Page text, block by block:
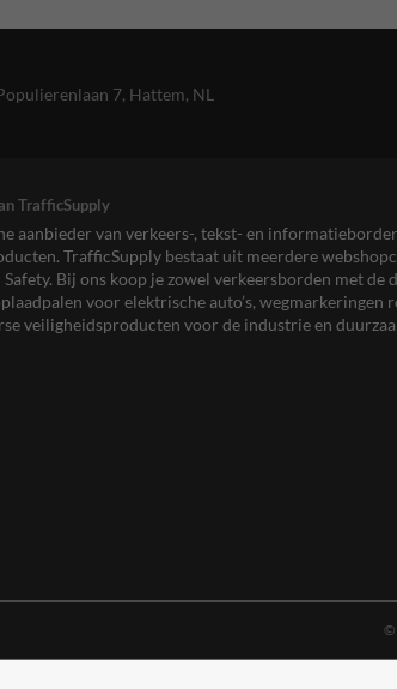
7, Hattem, NL
TrafficSupply
aanbieder van verkeers-, tekst- en
TrafficSupply bestaat uit meerdere
Bij ons koop je zowel verkeersborden met de
voor elektrische auto’s, wegmarkeringen
veiligheidsproducten voor de industrie en
©